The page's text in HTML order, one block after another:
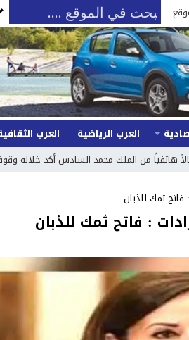
العرب الرياضية العرب
هاتفياً من الملك محمد السادس أكد خلاله وقوف
فاتح ثمك للذبان
: فاتح ثمك للذبان